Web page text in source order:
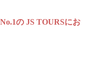
の JS TOURSにお